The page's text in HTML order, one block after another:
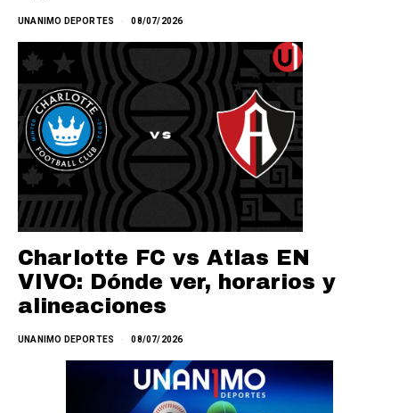
UNANIMO DEPORTES 08/07/2026
Charlotte FC vs Atlas EN
VIVO: Dónde ver, horarios y
alineaciones
UNANIMO DEPORTES 08/07/2026